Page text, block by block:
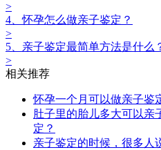
>
4、怀孕怎么做亲子鉴定？
>
5、亲子鉴定最简单方法是什么
>
相关推荐
怀孕一个月可以做亲子鉴
肚子里的胎儿多大可以亲
定？
亲子鉴定的时候，很多人